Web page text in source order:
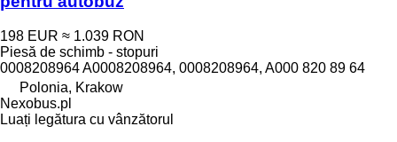
198 EUR ≈ 1.039 RON
Piesă de schimb - stopuri
0008208964 A0008208964, 0008208964, A000 820 89 64
Polonia, Krakow
Nexobus.pl
Luați legătura cu vânzătorul